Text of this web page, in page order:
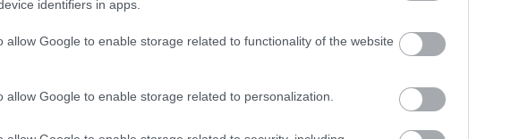
identifiers in apps.
allow Google to enable storage related to functionality of the website
allow Google to enable storage related to personalization.
műhold és meteorológiai ballon is segíti az ezzel
egy új szereplő is megjelent ebben